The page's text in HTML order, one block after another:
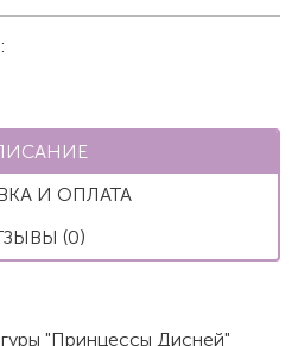
И ОПЛАТА
(0)
"Принцессы Дисней"